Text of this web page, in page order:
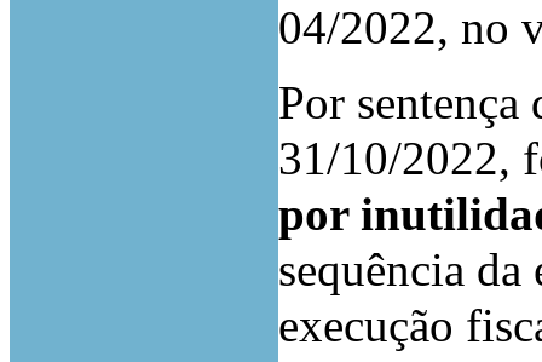
04/2022, no
Por
31/10/2022,
por
sequência
execução